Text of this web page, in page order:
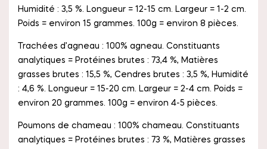
Humidité : 3,5 %. Longueur = 12-15 cm. Largeur = 1-2 cm.
Poids = environ 15 grammes. 100g = environ 8 pièces.
Trachées d’agneau : 100% agneau. Constituants
analytiques = Protéines brutes : 73,4 %, Matières
grasses brutes : 15,5 %, Cendres brutes : 3,5 %, Humidité
: 4,6 %. Longueur = 15-20 cm. Largeur = 2-4 cm. Poids =
environ 20 grammes. 100g = environ 4-5 pièces.
Poumons de chameau : 100% chameau. Constituants
analytiques = Protéines brutes : 73 %, Matières grasses